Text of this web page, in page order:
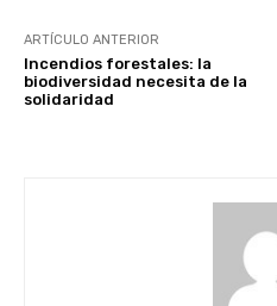
ARTÍCULO ANTERIOR
Incendios forestales: la
biodiversidad necesita de la
solidaridad